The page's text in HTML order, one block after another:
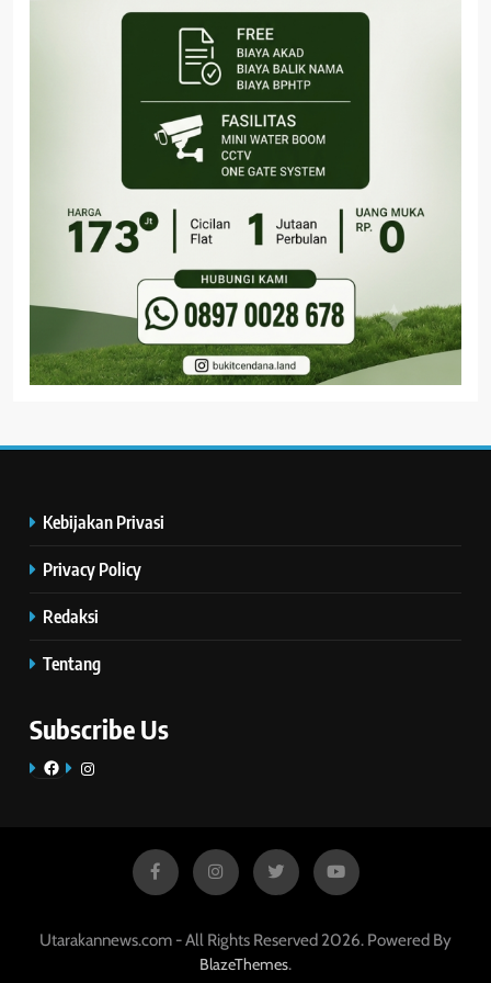
Kebijakan Privasi
Privacy Policy
Redaksi
Tentang
Subscribe Us
FacebookInstagram
Utarakannews.com - All Rights Reserved 2026. Powered By
BlazeThemes.